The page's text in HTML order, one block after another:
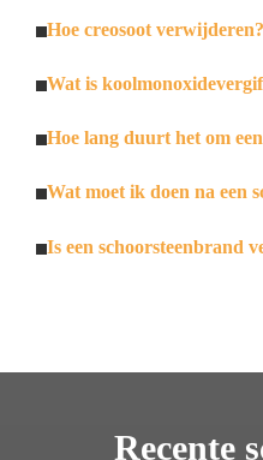
Hoe creosoot verwijderen?
Wat is
Hoe lang duurt het om
Wat moet ik doen na een
Is een schoorsteenbrand
Recente